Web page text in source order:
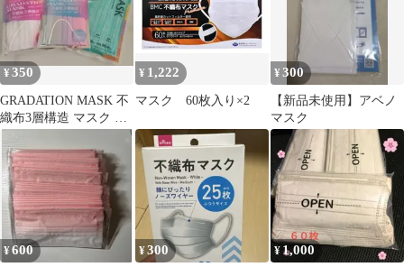
¥350
GRADATION MASK 不
織布3層構造 マスク 計
用
¥ 1,222
マスク 60枚入り×2
¥300
【新品未使用】アベノ
マスク
¥600 ¥300 ¥ 1,000